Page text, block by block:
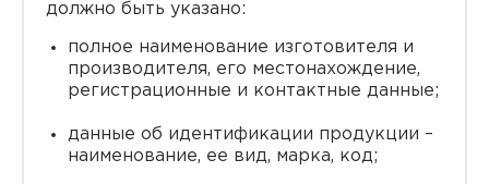
должно быть указано:
полное наименование изготовителя и
производителя, его местонахождение,
регистрационные и контактные данные;
данные об идентификации продукции –
наименование, ее вид, марка, код;